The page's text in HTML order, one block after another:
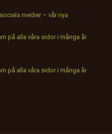
medier – vår nya
på alla våra sidor i många år
på alla våra sidor i många år